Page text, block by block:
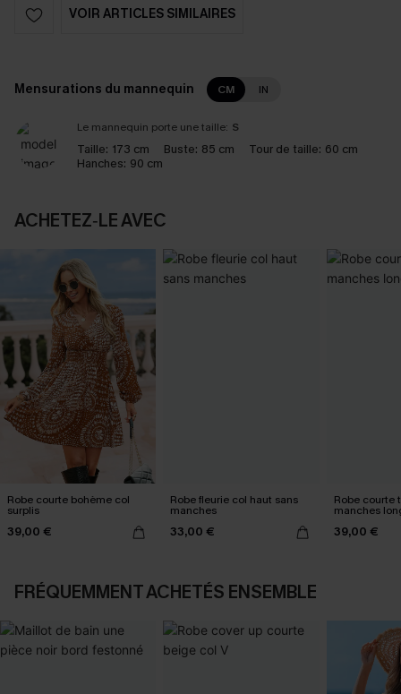
VOIR ARTICLES SIMILAIRES
Mensurations du mannequin CM IN
Le mannequin porte une taille: S
Taille: 173 cm Buste: 85 cm Tour de taille: 60 cm
Hanches: 90 cm
ACHETEZ‑LE AVEC
Robe courte bohème col
surplis
39,00 €
Robe fleurie col haut sans
manches
33,00 €
Robe courte
manches
39,00 €
FRÉQUEMMENT ACHETÉS ENSEMBLE